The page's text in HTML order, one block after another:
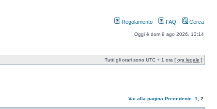
Regolamento FAQ Cerca
Oggi è dom 9 ago 2026, 13:14
Tutti gli orari sono UTC + 1 ora [ ora legale ]
Vai alla pagina Precedente 1 2